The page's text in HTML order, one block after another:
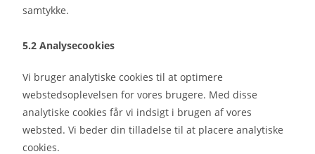
samtykke.
5.2 Analysecookies
Vi bruger analytiske cookies til at optimere
webstedsoplevelsen for vores brugere. Med disse
analytiske cookies får vi indsigt i brugen af ​​vores
websted. Vi beder din tilladelse til at placere analytiske
cookies.